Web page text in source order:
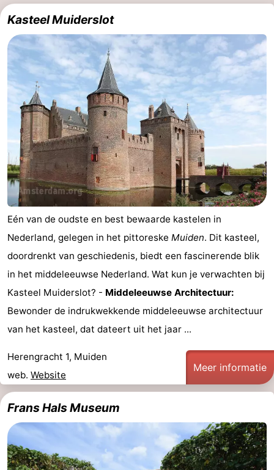
Kasteel Muiderslot
Eén van de oudste en best bewaarde kastelen in
Nederland, gelegen in het pittoreske Muiden. Dit kasteel,
doordrenkt van geschiedenis, biedt een fascinerende blik
in het middeleeuwse Nederland. Wat kun je verwachten bij
Kasteel Muiderslot? - Middeleeuwse Architectuur:
Bewonder de indrukwekkende middeleeuwse architectuur
van het kasteel, dat dateert uit het jaar ...
Herengracht 1, Muiden
web. Website
Meer informatie
Frans Hals Museum